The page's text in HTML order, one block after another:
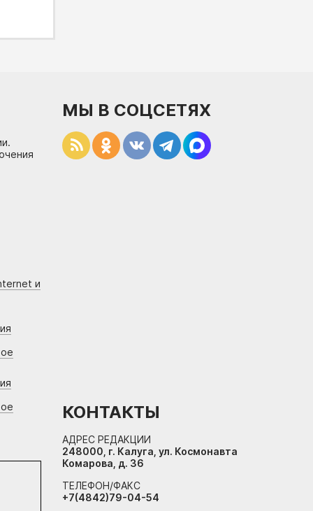
и
МЫ В СОЦСЕТЯХ
КОНТАКТЫ
АДРЕС РЕДАКЦИИ
248000, г. Калуга, ул. Космонавта
Комарова, д. 36
ТЕЛЕФОН/ФАКС
+7(4842)79-04-54